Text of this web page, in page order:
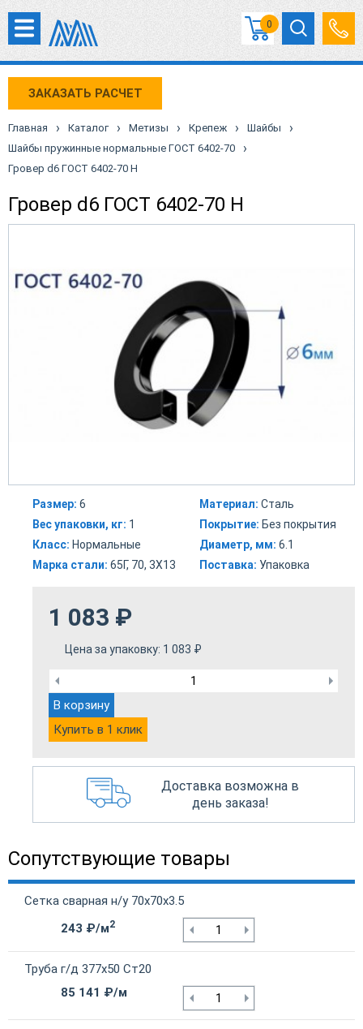
0
ЗАКАЗАТЬ РАСЧЕТ
Главная › Каталог › Метизы › Крепеж › Шайбы ›
Шайбы пружинные нормальные ГОСТ 6402-70 ›
Гровер d6 ГОСТ 6402-70 Н
Гровер d6 ГОСТ 6402-70 Н
Размер: 6
Вес упаковки, кг: 1
Класс: Нормальные
Марка стали: 65Г, 70, 3Х13
Материал: Сталь
Покрытие: Без покрытия
Диаметр, мм: 6.1
Поставка: Упаковка
1 083 ₽
Цена за упаковку: 1 083 ₽
В корзину
Купить в 1 клик
Доставка возможна в
день заказа!
Сопутствующие товары
Сетка сварная н/у 70х70х3.5
243 ₽/м2
Труба г/д 377х50 Ст20
85 141 ₽/м